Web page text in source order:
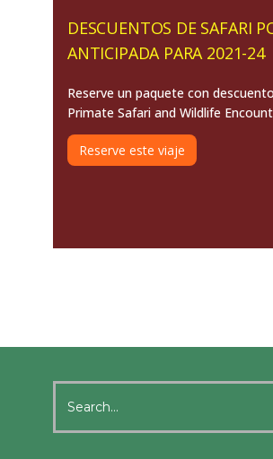
DESCUENTOS DE SAFARI
ANTICIPADA PARA 2021-24
Reserve un paquete con
Primate Safari and Wildlife
Reserve este viaje
for: